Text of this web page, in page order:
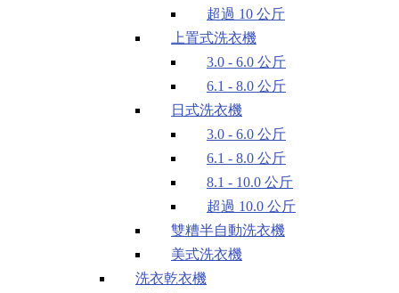
超過 10 公斤
上置式洗衣機
3.0 - 6.0 公斤
6.1 - 8.0 公斤
日式洗衣機
3.0 - 6.0 公斤
6.1 - 8.0 公斤
8.1 - 10.0 公斤
超過 10.0 公斤
雙糟半自動洗衣機
美式洗衣機
洗衣乾衣機